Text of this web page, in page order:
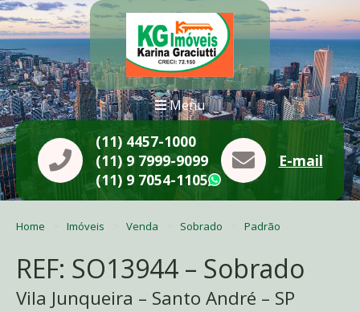
Menu
(11) 4457-1000
(11) 9 7999-9099
(11) 9 7054-1105
WhatsApp
E-mail
Home Imóveis Venda Sobrado Padrão
REF: SO13944 – Sobrado
Vila Junqueira – Santo André – SP